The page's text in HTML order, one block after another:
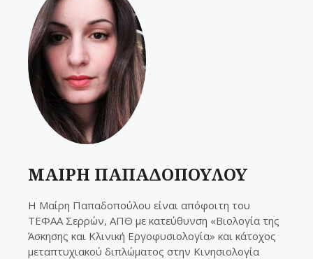
ΜΑΙΡΗ ΠΑΠΑΔΟΠΟΥΛΟΥ
Η Μαίρη Παπαδοπούλου είναι απόφοιτη του
ΤΕΦΑΑ Σερρών, ΑΠΘ με κατεύθυνση «Βιολογία της
Άσκησης και Κλινική Εργοφυσιολογία» και κάτοχος
μεταπτυχιακού διπλώματος στην Κινησιολογία